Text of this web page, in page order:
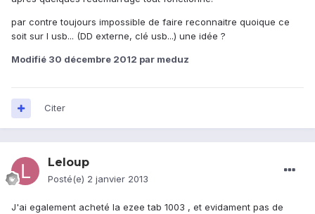
par contre toujours impossible de faire reconnaitre quoique ce
soit sur l usb... (DD externe, clé usb...) une idée ?
Modifié 30 décembre 2012 par meduz
Citer
Leloup
Posté(e) 2 janvier 2013
J'ai egalement acheté la ezee tab 1003 , et evidament pas de